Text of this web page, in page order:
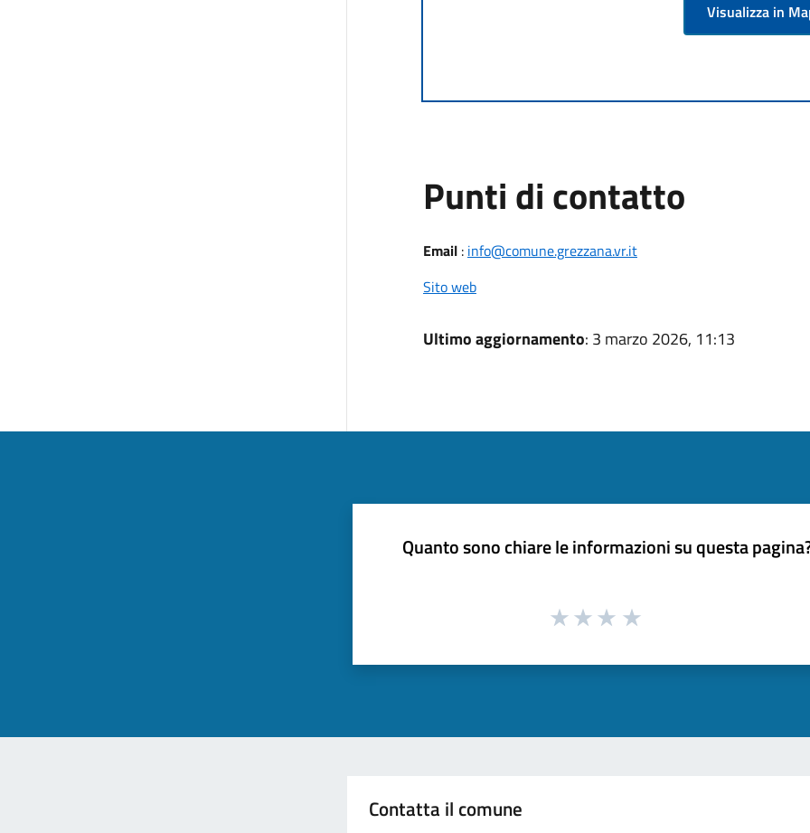
Visualizza in
Punti di contatto
Email: info@comune.grezzana.vr.it
Sito web
Ultimo aggiornamento: 3 marzo 2026, 11:13
Quanto sono chiare le informazioni su questa
Contatta il comune